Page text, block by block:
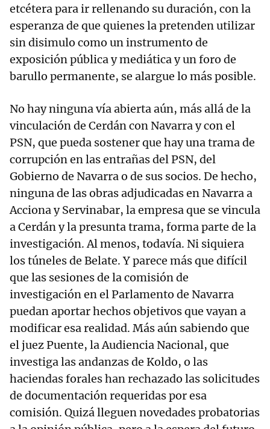
etcétera para ir rellenando su duración, con la
esperanza de que quienes la pretenden utilizar
sin disimulo como un instrumento de
exposición pública y mediática y un foro de
barullo permanente, se alargue lo más posible.
No hay ninguna vía abierta aún, más allá de la
vinculación de Cerdán con Navarra y con el
PSN, que pueda sostener que hay una trama de
corrupción en las entrañas del PSN, del
Gobierno de Navarra o de sus socios. De hecho,
ninguna de las obras adjudicadas en Navarra a
Acciona y Servinabar, la empresa que se vincula
a Cerdán y la presunta trama, forma parte de la
investigación. Al menos, todavía. Ni siquiera
los túneles de Belate. Y parece más que difícil
que las sesiones de la comisión de
investigación en el Parlamento de Navarra
puedan aportar hechos objetivos que vayan a
modificar esa realidad. Más aún sabiendo que
el juez Puente, la Audiencia Nacional, que
investiga las andanzas de Koldo, o las
haciendas forales han rechazado las solicitudes
de documentación requeridas por esa
comisión. Quizá lleguen novedades probatorias